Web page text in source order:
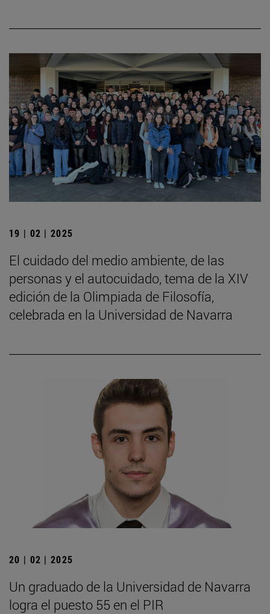
19 | 02 | 2025
El cuidado del medio ambiente, de las
personas y el autocuidado, tema de la XIV
edición de la Olimpiada de Filosofía,
celebrada en la Universidad de Navarra
20 | 02 | 2025
Un graduado de la Universidad de Navarra
logra el puesto 55 en el PIR